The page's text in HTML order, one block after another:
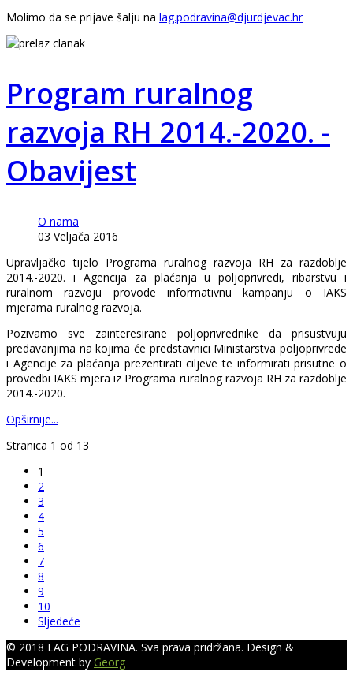
Molimo da se prijave šalju na lag.podravina@djurdjevac.hr
Program ruralnog
razvoja RH 2014.-2020. -
Obavijest
O nama
03 Veljača 2016
Upravljačko tijelo Programa ruralnog razvoja RH za razdoblje
2014.-2020. i Agencija za plaćanja u poljoprivredi, ribarstvu i
ruralnom razvoju provode informativnu kampanju o IAKS
mjerama ruralnog razvoja.
Pozivamo sve zainteresirane poljoprivrednike da prisustvuju
predavanjima na kojima će predstavnici Ministarstva poljoprivrede
i Agencije za plaćanja prezentirati ciljeve te informirati prisutne o
provedbi IAKS mjera iz Programa ruralnog razvoja RH za razdoblje
2014.-2020.
Opširnije...
Stranica 1 od 13
1
2
3
4
5
6
7
8
9
10
Sljedeće
© 2018 LAG PODRAVINA. Sva prava pridržana. Design &
Development by Georg